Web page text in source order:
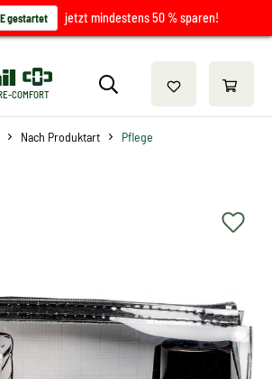
gestartet jetzt mindestens 50 % sparen!
COMFORT
Nach Produktart Pflege